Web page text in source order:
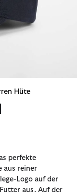
Hüte
perfekte
aus reiner
Logo auf der
aus. Auf der